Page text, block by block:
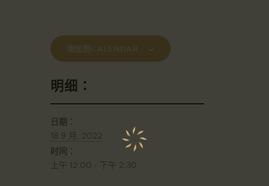
添加到CALENDAR
明细：
日期：
18 9 月, 2022
时间：
上午 12:00 - 下午 2:30